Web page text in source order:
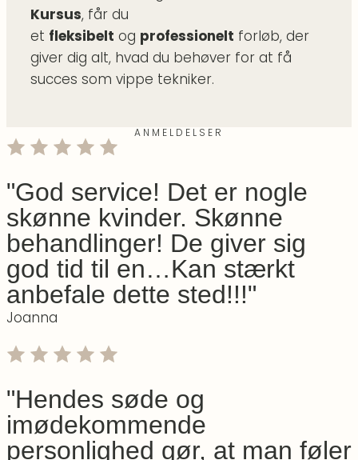
Kursus, får du
et fleksibelt og professionelt forløb, der
giver dig alt, hvad du behøver for at få
succes som vippe tekniker.
ANMELDELSER
"God service! Det er nogle
skønne kvinder. Skønne
behandlinger! De giver sig
god tid til en…Kan stærkt
anbefale dette sted!!!"
Joanna
"Hendes søde og
imødekommende
personlighed gør, at man føler